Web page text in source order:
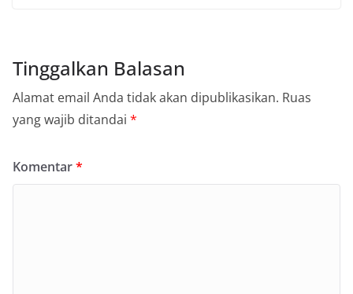
Tinggalkan Balasan
Alamat email Anda tidak akan dipublikasikan. Ruas
yang wajib ditandai *
Komentar*